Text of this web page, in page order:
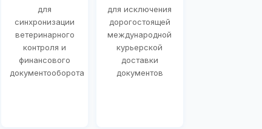
для
синхронизации
ветеринарного
контроля и
финансового
документооборота
для исключения
дорогостоящей
международной
курьерской
доставки
документов